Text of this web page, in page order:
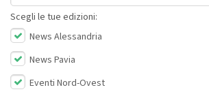
Scegli le tue edizioni:
News Alessandria
News Pavia
Eventi Nord-Ovest